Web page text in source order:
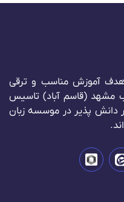
زبان مهران در سال 1388 باهدف آموزش مناسب و ترقی
مشهد (قاسم آباد) تاسیس
راستا بیش از 20 هزار دانش پذیر در موسسه زبان